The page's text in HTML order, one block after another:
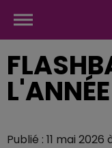
Publié : 11 mai 2026